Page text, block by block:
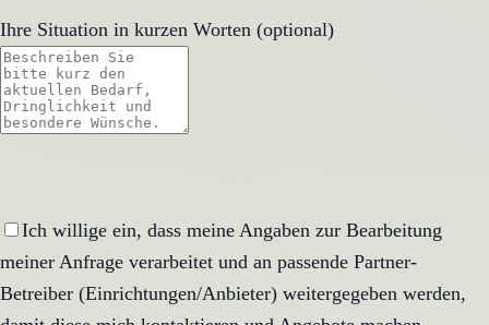
Ihre Situation in kurzen Worten (optional)
Ich willige ein, dass meine Angaben zur Bearbeitung
meiner Anfrage verarbeitet und an passende Partner-
Betreiber (Einrichtungen/Anbieter) weitergegeben werden,